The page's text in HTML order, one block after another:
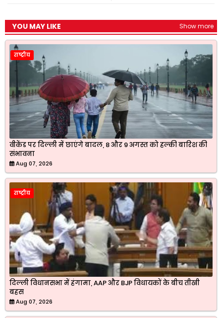
YOU MAY LIKE Show more
राष्ट्रीय
वीकेंड पर दिल्ली में छाएंगे बादल, 8 और 9 अगस्त को हल्की बारिश की
संभावना
Aug 07, 2026
राष्ट्रीय
दिल्ली विधानसभा में हंगामा, AAP और BJP विधायकों के बीच तीखी
बहस
Aug 07, 2026